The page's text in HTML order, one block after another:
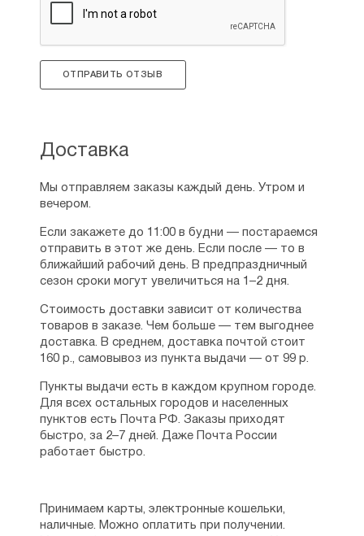
ОТПРАВИТЬ ОТЗЫВ
Доставка
Мы отправляем заказы каждый день. Утром и
вечером.
Если закажете до 11:00 в будни — постараемся
отправить в этот же день. Если после — то в
ближайший рабочий день. В предпраздничный
сезон сроки могут увеличиться на 1–2 дня.
Стоимость доставки зависит от количества
товаров в заказе. Чем больше — тем выгоднее
доставка. В среднем, доставка почтой стоит
160 р., самовывоз из пункта выдачи — от 99 р.
Пункты выдачи есть в каждом крупном городе.
Для всех остальных городов и населенных
пунктов есть Почта РФ. Заказы приходят
быстро, за 2–7 дней. Даже Почта России
работает быстро.
Принимаем карты, электронные кошельки,
наличные. Можно оплатить при получении.